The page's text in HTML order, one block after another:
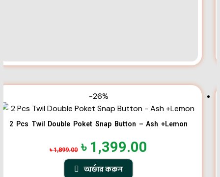
-26%
2 Pcs Twil Double Poket Snap Button – Ash +Lemon
৳1,899.00 ৳ 1,399.00
অর্ডার করুন